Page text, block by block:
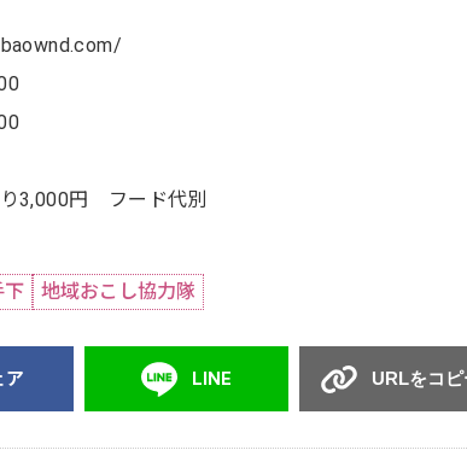
円 フード代別
下 地域おこし協力隊
ア LINE URLをコピ